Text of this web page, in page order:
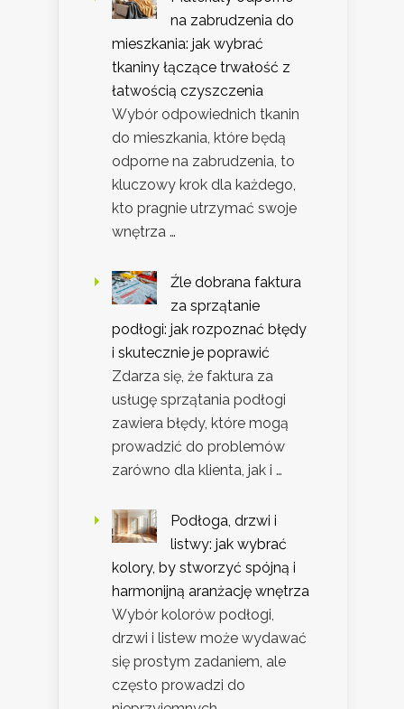
na zabrudzenia do
mieszkania: jak wybrać
tkaniny łączące trwałość z
łatwością czyszczenia
Wybór odpowiednich tkanin
do mieszkania, które będą
odporne na zabrudzenia, to
kluczowy krok dla każdego,
kto pragnie utrzymać swoje
wnętrza …
Źle dobrana faktura
za sprzątanie
podłogi: jak rozpoznać błędy
i skutecznie je poprawić
Zdarza się, że faktura za
usługę sprzątania podłogi
zawiera błędy, które mogą
prowadzić do problemów
zarówno dla klienta, jak i …
Podłoga, drzwi i
listwy: jak wybrać
kolory, by stworzyć spójną i
harmonijną aranżację wnętrza
Wybór kolorów podłogi,
drzwi i listew może wydawać
się prostym zadaniem, ale
często prowadzi do